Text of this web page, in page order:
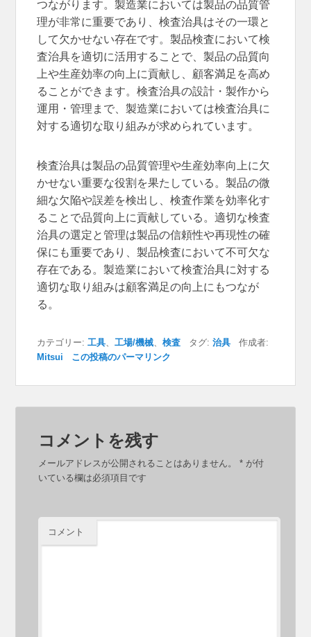
つながります。製造業においては製品の品質管
理が非常に重要であり、検査治具はその一環と
して欠かせない存在です。製品検査において検
査治具を適切に活用することで、製品の品質向
上や生産効率の向上に貢献し、顧客満足を高め
ることができます。検査治具の設計・製作から
運用・管理まで、製造業においては検査治具に
対する適切な取り組みが求められています。
検査治具は製品の品質管理や生産効率向上に欠
かせない重要な役割を果たしている。製品の微
細な欠陥や誤差を検出し、検査作業を効率化す
ることで品質向上に貢献している。適切な検査
治具の選定と管理は製品の信頼性や再現性の確
保にも重要であり、製品検査において不可欠な
存在である。製造業において検査治具に対する
適切な取り組みは顧客満足の向上にもつなが
る。
カテゴリー:工具 、工場/機械 、検査 タグ:治具 作成者:
Mitsui
この投稿のパーマリンク
コメントを残す
メールアドレスが公開されることはありません。 * が付
いている欄は必須項目です
コメント